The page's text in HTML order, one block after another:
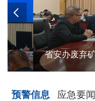
预警信息 应急要闻